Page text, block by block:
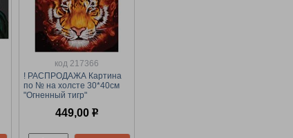
код 217366
! РАСПРОДАЖА Картина
по № на холсте 30*40см
"Огненный тигр"
СОВЫ, с акрил. красками
449,00 р